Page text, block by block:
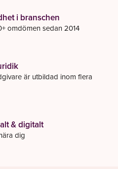
i branschen
omdömen sedan 2014
är utbildad inom flera
& digitalt
dig